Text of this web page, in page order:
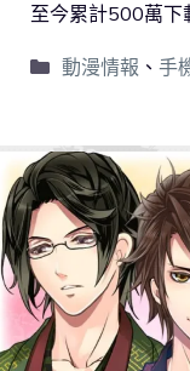
至今累計500萬下
動漫情報 、 手